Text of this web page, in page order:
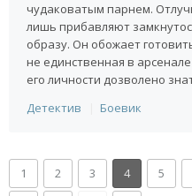
чудаковатым парнем.
лишь прибавляют
образу. Он обожает
не единственная в
его личности дозволено
Детектив
Боевик
1 2 3 4 5